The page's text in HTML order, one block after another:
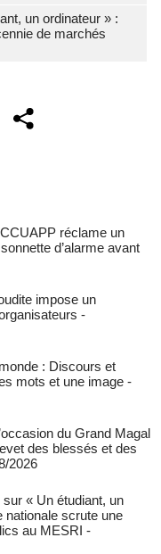
un ordinateur » :
de marchés
réclame un
d’alarme avant
impose un
-
: Discours et
mots et une image -
du Grand Magal
des blessés et des
2026
« Un étudiant, un
nationale scrute une
au MESRI -